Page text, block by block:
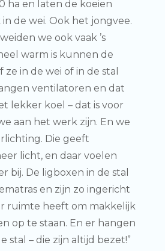
ha en laten de koeien
de wei. Ook het jongvee.
we ook vaak ’s
warm is kunnen de
ze in de wei of in de stal
ventilatoren en dat
lekker koel – dat is voor
aan het werk zijn. En we
Die geeft
licht, en daar voelen
bij. De ligboxen in de stal
en zijn zo ingericht
ruimte heeft om makkelijk
op te staan. En er hangen
stal – die zijn altijd bezet!”